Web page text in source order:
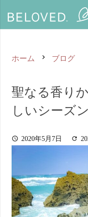
Course
Contact
ホーム keyboard_arrow_right ブログ
聖なる香り
しいシーズ
schedule 2020年5月7日 refresh